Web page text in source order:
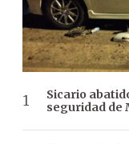
Sicario
seguridad de